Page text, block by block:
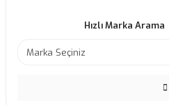
Hızlı Marka Arama